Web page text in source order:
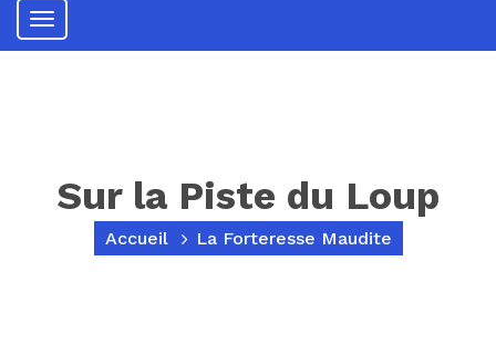
Toggle
Sur la Piste du Loup
Accueil La Forteresse Maudite